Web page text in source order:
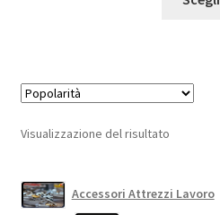
Visualizzazione del risultato
Accessori Attrezzi Lavoro